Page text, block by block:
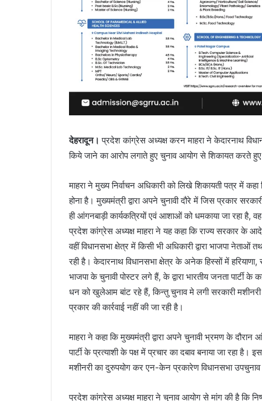
देहरादून। प्रदेश कांग्रेस अध्यक्ष करन माहरा ने केदारनाथ
किये जाने का आरोप लगाते हुए चुनाव आयोग से शिकायत करते हुए
माहरा ने मुख्य निर्वाचन अधिकारी को लिखे शिकायती पत्र में
होना है। मुख्यमंत्री द्वारा अपने चुनावी दौरे में जिस प्रकार
ही आंगनबाड़ी कार्यकत्रियों एवं आशाओं को धमकाया जा रहा है,
प्रदेश कांग्रेस अध्यक्ष माहरा ने यह कहा कि राज्य सरकार के
वहीं विधानसभा क्षेत्र में किसी भी अधिकारी द्वारा भाजपा नेताओं
रही है। केदारनाथ विधानसभा क्षेत्र के अनेक हिस्सों में
भाजपा के चुनावी पोस्टर लगे हैं, के द्वारा भारतीय जनता पार्टी
धन को खुलेआम बांट रहे हैं, किन्तु चुनाव मे लगी सरकारी मशीनरी
प्रकार की कार्रवाई नहीं की जा रही है।
माहरा ने कहा कि मुख्यमंत्री द्वारा अपने चुनावी भ्रमण के
पार्टी के प्रत्याशी के पक्ष में प्रचार का दबाव बनाया जा रहा
मशीनरी का दुरुपयोग कर एन-केन प्रकारेण विधानसभा उपचुनाव
प्रदेश कांग्रेस अध्यक्ष माहरा ने चुनाव आयोग से मांग की है कि